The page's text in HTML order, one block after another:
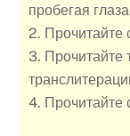
пробегая
2.
3. Прочитайте
4. Прочитайте